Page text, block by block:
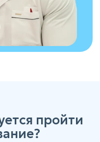
пройти